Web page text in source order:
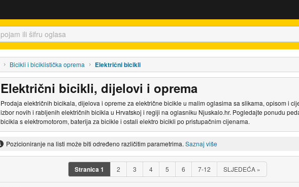
Bicikli i biciklistička oprema Električni bicikli
Električni bicikli, dijelovi i oprema
Prodaja električnih bicikala, dijelova i opreme za električne bicikle u malim oglasima sa slikama, opisom i
izbor novih i rabljenih električnih bicikla u Hrvatskoj i regiji na oglasniku Njuskalo.hr. Pogledajte ponudu
bicikla s elektromotorom, baterija za bicikle i ostali elektro bicikli po pristupačnim cijenama.
Pozicioniranje na listi može biti određeno različitim parametrima. Saznaj više
Stranica1 2 3 4 5 6 7-12 SLJEDEĆA »